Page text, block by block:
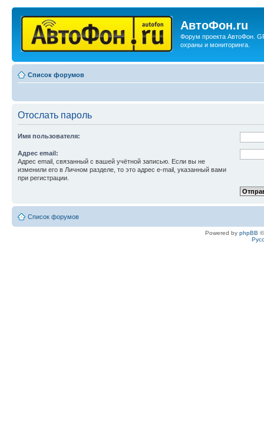
АвтоФон.ru
Форум проекта АвтоФон.
охраны и мониторинга.
Список форумов
Отослать пароль
Имя пользователя:
Адрес email:
Адрес email, связанный с вашей учётной записью. Если вы не
изменили его в Личном разделе, то это адрес e-mail, указанный вами
при регистрации.
Список форумов
Powered by phpBB